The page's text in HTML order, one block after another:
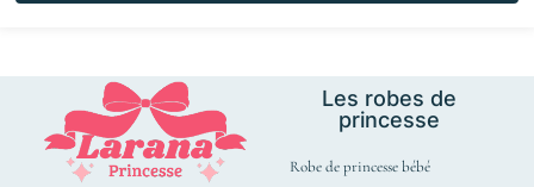
Les robes de
princesse
Robe de princesse bébé